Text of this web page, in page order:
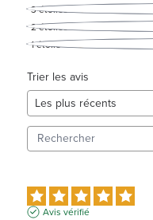
3étoiles
2étoiles
1étoile
Trier les avis
Avis vérifié